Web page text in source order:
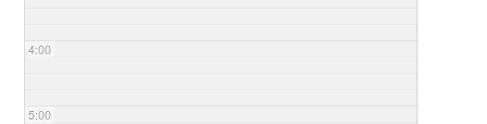
4:00
5:00